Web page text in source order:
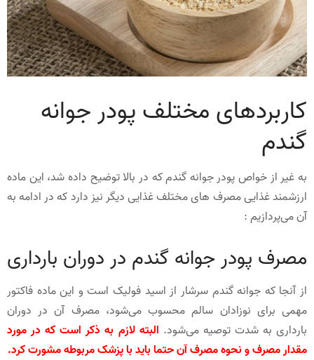
کاربردهای مختلف پودر جوانه
گندم
به غیر از خواص پودر جوانه گندم که در بالا توضیح داده شد، این ماده
ارزشمند غذایی مصرف های مختلف غذایی دیگر نیز دارد که در ادامه به
آن می‌پردازیم :
مصرف پودر جوانه گندم در دوران بارداری
از آنجا که جوانه گندم سرشار از اسید فولیک است و این ماده فاکتور
مهمی برای نوزادان سالم محسوب می‌شود، مصرف آن در دوران
بارداری به شدت توصیه می‌شود. البته لازم به ذکر است که در مورد
مقدار مصرف و نحوه مصرف آن حتما باید با پزشک مربوطه مشورت کرد.